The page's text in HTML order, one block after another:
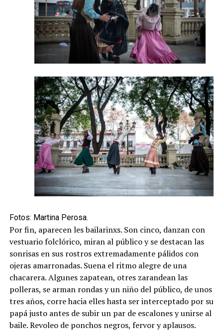
Fotos: Martina Perosa.
Por fin, aparecen les bailarinxs. Son cinco, danzan con
vestuario folclórico, miran al público y se destacan las
sonrisas en sus rostros extremadamente pálidos con
ojeras amarronadas. Suena el ritmo alegre de una
chacarera. Algunes zapatean, otres zarandean las
polleras, se arman rondas y un niño del público, de unos
tres años, corre hacia elles hasta ser interceptado por su
papá justo antes de subir un par de escalones y unirse al
baile. Revoleo de ponchos negros, fervor y aplausos.